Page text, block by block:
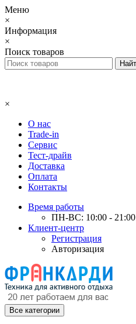
Меню
×
Информация
×
Поиск товаров
×
О нас
Trade-in
Сервис
Тест-драйв
Доставка
Оплата
Контакты
Время работы
ПН-ВС: 10:00 - 21:00
Клиент-центр
Регистрация
Авторизация
Все категории